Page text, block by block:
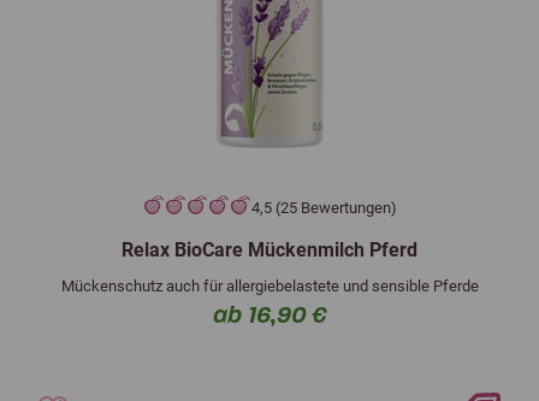
4,5 (25 Bewertungen)
Relax BioCare Mückenmilch Pferd
Mückenschutz auch für allergiebelastete und sensible Pferde
ab 16,90 €